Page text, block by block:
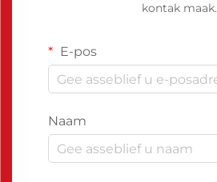
kontak maak.
E-pos
Naam